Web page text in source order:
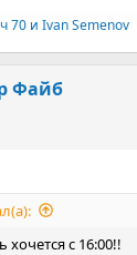
70 и Ivan Semenov
Файб
хочется с 16:00!!